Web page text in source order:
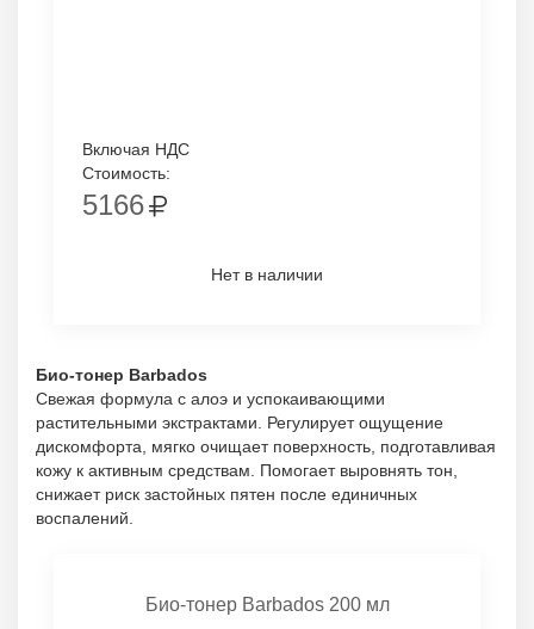
Включая НДС
Стоимость:
5166
Нет в наличии
Био-тонер Barbados
Свежая формула с алоэ и успокаивающими
растительными экстрактами. Регулирует ощущение
дискомфорта, мягко очищает поверхность, подготавливая
кожу к активным средствам. Помогает выровнять тон,
снижает риск застойных пятен после единичных
воспалений.
Био-тонер Barbados 200 мл